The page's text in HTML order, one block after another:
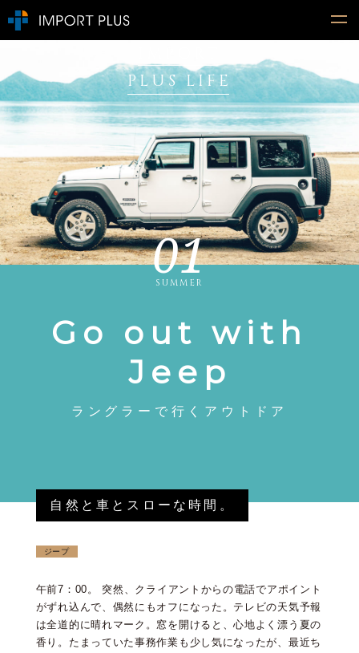
PLUS LIFE
01
SUMMER
Go out with
Jeep
ラングラーで行くアウトドア
自然と車とスローな時間。
ジープ
午前7：00。 突然、クライアントからの電話でアポイント
がずれ込んで、偶然にもオフになった。テレビの天気予報
は全道的に晴れマーク。窓を開けると、心地よく漂う夏の
香り。たまっていた事務作業も少し気になったが、最近ち